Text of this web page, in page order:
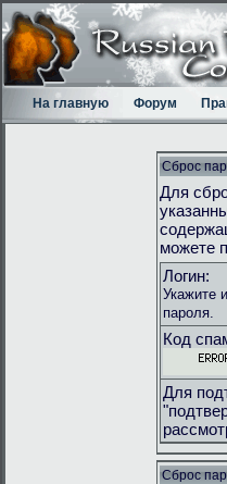
На главную Форум
Сброс
Для
можете
Логин:
Укажите
пароля.
Код
Для
Сброс